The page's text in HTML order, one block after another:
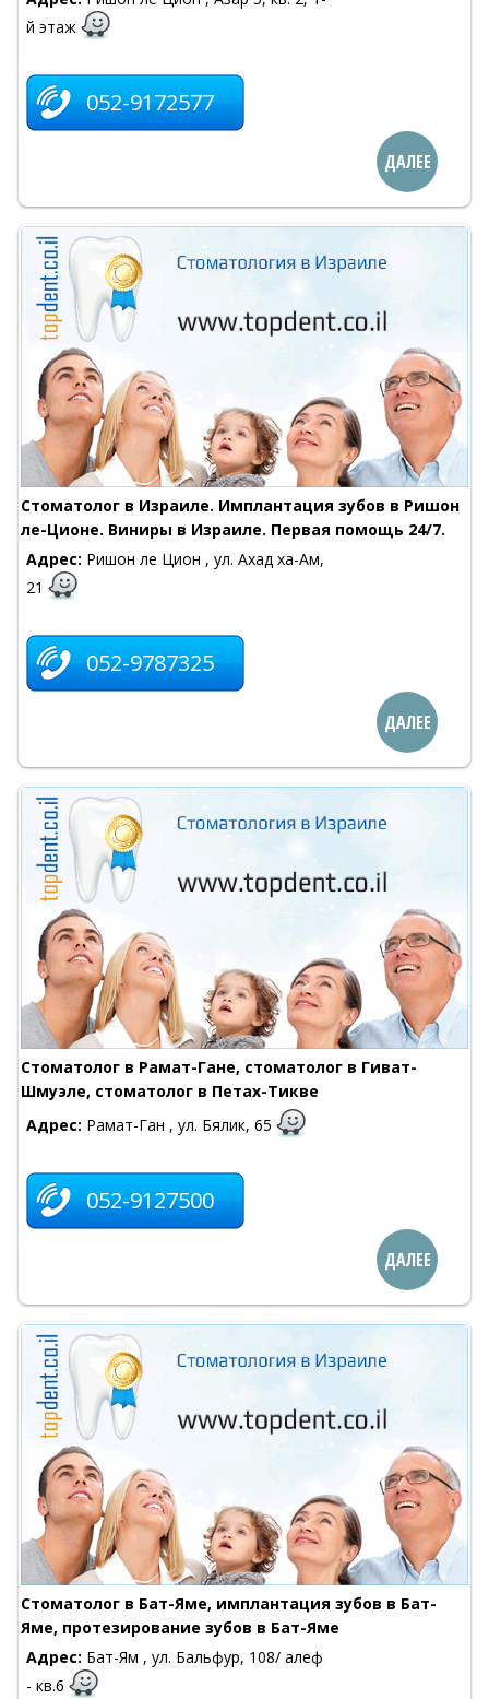
й этаж
052-9172577
ДАЛЕЕ
Стоматолог в Израиле. Имплантация зубов в Ришон
ле-Ционе. Виниры в Израиле. Первая помощь 24/7.
Адрес: Ришон ле Цион , ул. Ахад ха-Ам,
21
052-9787325
ДАЛЕЕ
Стоматолог в Рамат-Гане, стоматолог в Гиват-
Шмуэле, стоматолог в Петах-Тикве
Адрес: Рамат-Ган , ул. Бялик, 65
052-9127500
ДАЛЕЕ
Cтоматолог в Бат-Яме, имплантация зубов в Бат-
Яме, протезирование зубов в Бат-Яме
Адрес: Бат-Ям , ул. Бальфур, 108/ алеф
- кв.6